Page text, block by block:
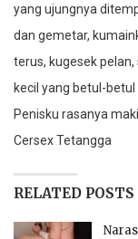
yang ujungnya
dan gemetar,
terus, kugesek
kecil yang betul-
Penisku rasanya
Cersex Tetangga
RELATED POSTS